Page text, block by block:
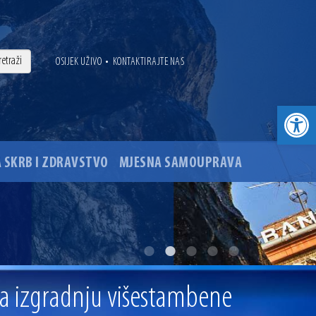
OSIJEK UŽIVO • KONTAKTIRAJTE NAS
SKRB I ZDRAVSTVO MJESNA SAMOUPRAVA
glavnog osječkog Trga Ante Starčevića
izgradnju višestambene